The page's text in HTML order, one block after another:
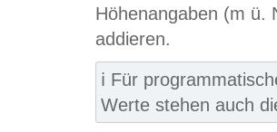
Höhenangaben (m ü.
addieren.
ℹ️ Für
Werte stehen auch